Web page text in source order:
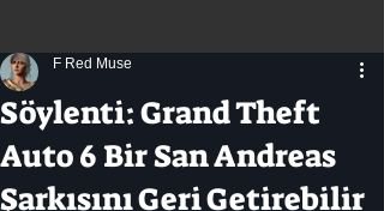
Black Desert
Dizi-Film Haberleri
Söylenti: Grand Theft
Auto 6 Bir San Andreas
Şarkısını Geri Getirebilir
F Red Muse